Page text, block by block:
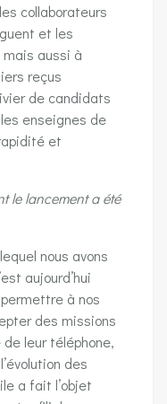
collaborateurs
et les
aussi à
reçus
de candidats
enseignes de
et
le lancement a été
nous avons
aujourd’hui
à nos
des missions
leur téléphone,
des
a fait l’objet